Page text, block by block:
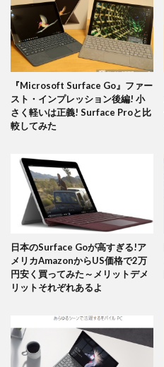
『Microsoft Surface Go』ファー
スト・インプレッション後編! 小
さく軽いは正義! Surface Proと比
較してみた
日本のSurface Goが高すぎる!ア
メリカAmazonからUS価格で2万
円安く買ってみた～メリットデメ
リットそれぞれあるよ